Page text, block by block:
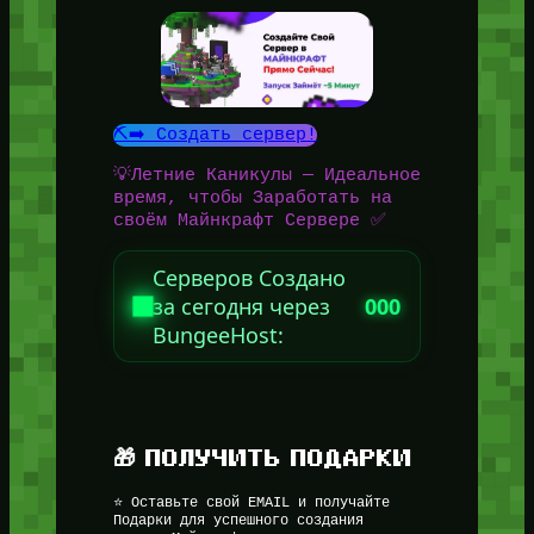
⛏️➡️ Создать сервер!
💡Летние Каникулы — Идеальное
время, чтобы Заработать на
своём Майнкрафт Сервере ✅
Серверов Создано
за сегодня через
BungeeHost:
000
🎁 ПОЛУЧИТЬ ПОДАРКИ
⭐ Оставьте свой EMAIL и получайте
Подарки для успешного создания